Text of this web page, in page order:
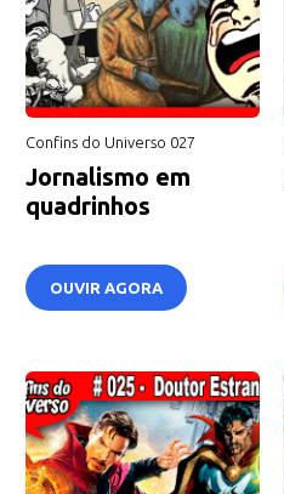
Confins do Universo 027
Jornalismo em
quadrinhos
OUVIR AGORA